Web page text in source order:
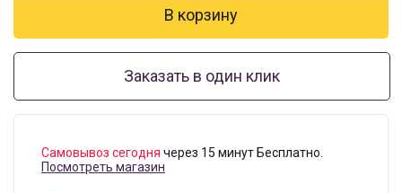
Заказать в один клик
Самовывоз сегодня через 15 минут Бесплатно.
Посмотреть магазин